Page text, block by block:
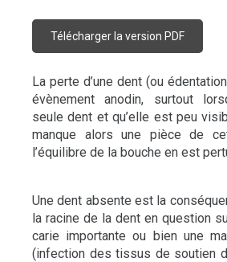
Télécharger la version PDF
La perte d’une dent (ou
évènement anodin, surtout
seule dent et qu’elle est peu
manque alors une pièce de
l’équilibre de la bouche en est
Une dent absente est la
la racine de la dent en question
carie importante ou bien une
(infection des tissus de soutien